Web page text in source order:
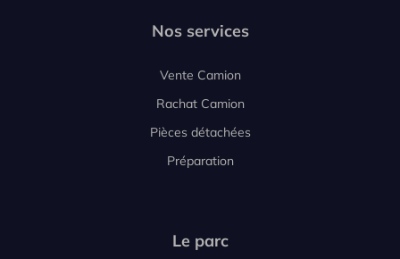
Nos services
Vente Camion
Rachat Camion
Pièces détachées
Préparation
Le parc